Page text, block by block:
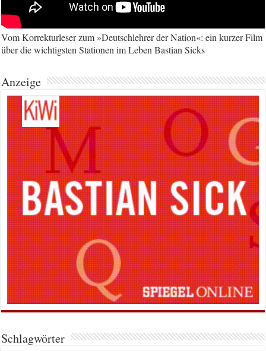
Vom Korrekturleser zum »Deutschlehrer der Nation«: ein kurzer Film
über die wichtigsten Stationen im Leben Bastian Sicks
Anzeige
Schlagwörter